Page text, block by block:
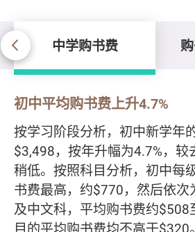
中学购书费
中学购书费
初中平均购书费上升4.7%
按学习阶段分析，初中新学年
$3,498，按年升幅为4.7%，较
稍低。按照科目分析，初中每
书费最高，约$770，然后依次
及中文科，平均购书费约